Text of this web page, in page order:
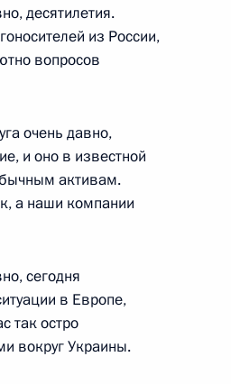
десятилетия.
из России,
вопросов
очень давно,
и оно в известной
активам.
а наши компании
сегодня
в Европе,
так остро
вокруг Украины.